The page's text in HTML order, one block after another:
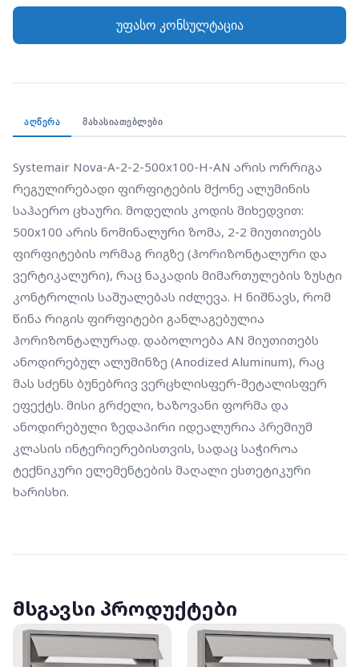
კონტროლის საშუალებას იძლევა. H ნიშნავს, რომ
წინა რიგის ფირფიტები განლაგებულია
ეფექტს. მისი გრძელი, ხაზოვანი ფორმა და
ანოდირებული ზედაპირი იდეალურია პრემიუმ
კლასის ინტერიერებისთვის, სადაც საჭიროა
ტექნიკური ელემენტების მაღალი ესთეტიკური
ხარისხი.
უფასო კონსულტაცია
ᲐᲦᲬᲔᲠᲐ ᲛᲐᲮᲐᲡᲘᲐᲗᲔᲑᲚᲔᲑᲘ
Systemair Nova-A-2-2-500x100-H-AN არის ორრიგა
რეგულირებადი ფირფიტების მქონე ალუმინის
საჰაერო ცხაური. მოდელის კოდის მიხედვით:
500x100 არის ნომინალური ზომა, 2-2 მიუთითებს
ფირფიტების ორმაგ რიგზე (ჰორიზონტალური და
ვერტიკალური), რაც ნაკადის მიმართულების ზუსტი
კონტროლის საშუალებას იძლევა. H ნიშნავს, რომ
წინა რიგის ფირფიტები განლაგებულია
ჰორიზონტალურად. დაბოლოება AN მიუთითებს
ანოდირებულ ალუმინზე (Anodized Aluminum), რაც
მას სძენს ბუნებრივ ვერცხლისფერ-მეტალისფერ
ეფექტს. მისი გრძელი, ხაზოვანი ფორმა და
ანოდირებული ზედაპირი იდეალურია პრემიუმ
კლასის ინტერიერებისთვის, სადაც საჭიროა
ტექნიკური ელემენტების მაღალი ესთეტიკური
ხარისხი.
მსგავსი პროდუქტები